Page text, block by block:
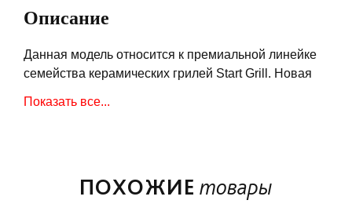
Описание
Данная модель относится к премиальной линейке
семейства керамических грилей Start Grill. Новая
комплектация - являются неоспоримыми
Показать все...
ПОХОЖИЕ товары